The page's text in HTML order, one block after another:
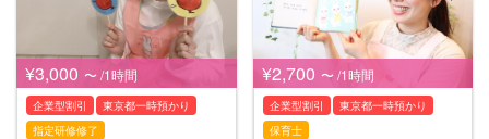
¥3,000 〜 /1時間
企業型割引
東京都一時預かり
指定研修修了
¥2,700 〜 /1時間
企業型割引
東京都一時預かり
保育士